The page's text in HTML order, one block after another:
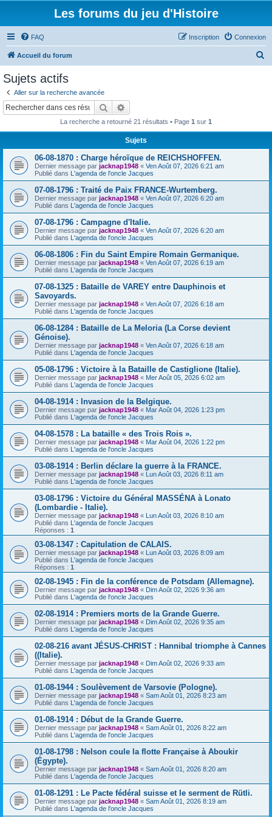
Les forums du jeu d'Histoire
FAQ Connexion
Inscription
Accueil du forum
Sujets actifs
Aller sur la recherche avancée
Rechercher
La recherche a retourné 21 résultats • Page 1 sur 1
Sujets
06-08-1870 : Charge héroïque de REICHSHOFFEN.
Dernier message par jacknap1948 « Ven Août 07, 2026 6:21 am
Publié dans L'agenda de l'oncle Jacques
07-08-1796 : Traité de Paix FRANCE-Wurtemberg.
Dernier message par jacknap1948 « Ven Août 07, 2026 6:20 am
Publié dans L'agenda de l'oncle Jacques
07-08-1796 : Campagne d'Italie.
Dernier message par jacknap1948 « Ven Août 07, 2026 6:20 am
Publié dans L'agenda de l'oncle Jacques
06-08-1806 : Fin du Saint Empire Romain Germanique.
Dernier message par jacknap1948 « Ven Août 07, 2026 6:19 am
Publié dans L'agenda de l'oncle Jacques
07-08-1325 : Bataille de VAREY entre Dauphinois et
Savoyards.
Dernier message par jacknap1948 « Ven Août 07, 2026 6:18 am
Publié dans L'agenda de l'oncle Jacques
06-08-1284 : Bataille de La Meloria (La Corse devient
Génoise).
Dernier message par jacknap1948 « Ven Août 07, 2026 6:18 am
Publié dans L'agenda de l'oncle Jacques
05-08-1796 : Victoire à la Bataille de Castiglione (Italie).
Dernier message par jacknap1948 « Mer Août 05, 2026 6:02 am
Publié dans L'agenda de l'oncle Jacques
04-08-1914 : Invasion de la Belgique.
Dernier message par jacknap1948 « Mar Août 04, 2026 1:23 pm
Publié dans L'agenda de l'oncle Jacques
04-08-1578 : La bataille « des Trois Rois ».
Dernier message par jacknap1948 « Mar Août 04, 2026 1:22 pm
Publié dans L'agenda de l'oncle Jacques
03-08-1914 : Berlin déclare la guerre à la FRANCE.
Dernier message par jacknap1948 « Lun Août 03, 2026 8:11 am
Publié dans L'agenda de l'oncle Jacques
03-08-1796 : Victoire du Général MASSÉNA à Lonato
(Lombardie - Italie).
Dernier message par jacknap1948 « Lun Août 03, 2026 8:10 am
Publié dans L'agenda de l'oncle Jacques
Réponses : 1
03-08-1347 : Capitulation de CALAIS.
Dernier message par jacknap1948 « Lun Août 03, 2026 8:09 am
Publié dans L'agenda de l'oncle Jacques
Réponses : 1
02-08-1945 : Fin de la conférence de Potsdam (Allemagne).
Dernier message par jacknap1948 « Dim Août 02, 2026 9:36 am
Publié dans L'agenda de l'oncle Jacques
02-08-1914 : Premiers morts de la Grande Guerre.
Dernier message par jacknap1948 « Dim Août 02, 2026 9:35 am
Publié dans L'agenda de l'oncle Jacques
02-08-216 avant JÉSUS-CHRIST : Hannibal triomphe à Cannes
((Italie).
Dernier message par jacknap1948 « Dim Août 02, 2026 9:33 am
Publié dans L'agenda de l'oncle Jacques
01-08-1944 : Soulèvement de Varsovie (Pologne).
Dernier message par jacknap1948 « Sam Août 01, 2026 8:23 am
Publié dans L'agenda de l'oncle Jacques
01-08-1914 : Début de la Grande Guerre.
Dernier message par jacknap1948 « Sam Août 01, 2026 8:22 am
Publié dans L'agenda de l'oncle Jacques
01-08-1798 : Nelson coule la flotte Française à Aboukir
(Égypte).
Dernier message par jacknap1948 « Sam Août 01, 2026 8:20 am
Publié dans L'agenda de l'oncle Jacques
01-08-1291 : Le Pacte fédéral suisse et le serment de Rütli.
Dernier message par jacknap1948 « Sam Août 01, 2026 8:19 am
Publié dans L'agenda de l'oncle Jacques